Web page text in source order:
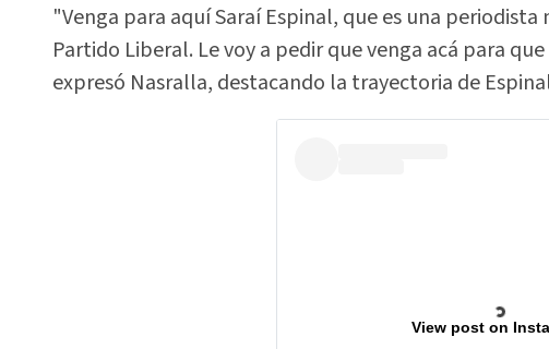
"Venga para aquí Saraí Espinal, que es una
Partido Liberal. Le voy a pedir que venga acá para
expresó Nasralla, destacando la trayectoria de
View post on